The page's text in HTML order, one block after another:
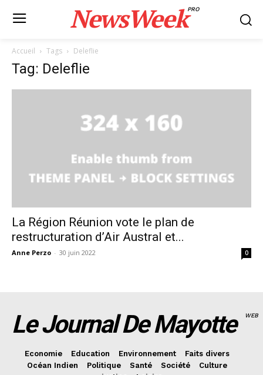
NewsWeekPRO
Accueil Tags Deleflie
Tag: Deleflie
La Région Réunion vote le plan de
restructuration d’Air Austral et...
Anne Perzo - 30 juin 2022 0
Le Journal De Mayotte WEB
Economie Education Environnement
Faits divers
Océan Indien
Politique Santé Société
Culture